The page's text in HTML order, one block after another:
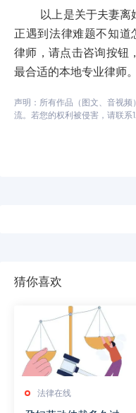
以上是关于夫妻离婚
正遇到法律难题不知
律师，请点击咨询按钮
最合适的本地专业律师。
声明：所有作品（图文、音视
流。若您的权利被侵害，请联
猜你喜欢
法律在线